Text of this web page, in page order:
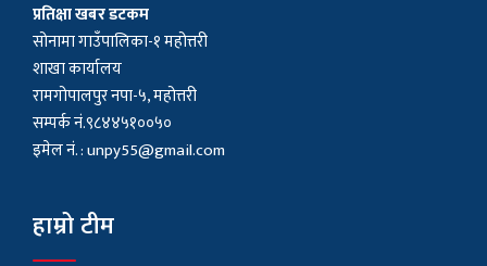
प्रतिक्षा खबर डटकम
सोनामा गाउँपालिका-१ महोत्तरी
शाखा कार्यालय
रामगोपालपुर नपा-५, महोत्तरी
सम्पर्क नं.९८४४५१००५०
इमेल नं. :unpy55@gmail.com
हाम्रो टीम